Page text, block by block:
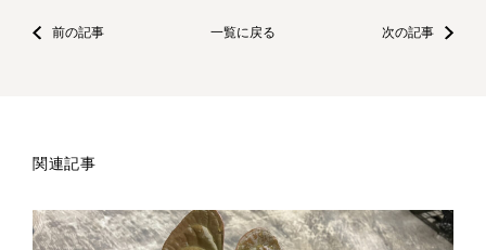
前の記事 一覧に戻る 次の記事
関連記事